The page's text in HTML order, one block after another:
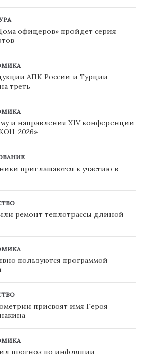
офицеров» пройдет серия
АПК России и Турции
треть
и направления XIV конференции
2026»
приглашаются к участию в
ремонт теплотрассы длиной
пользуются программой
присвоят имя Героя